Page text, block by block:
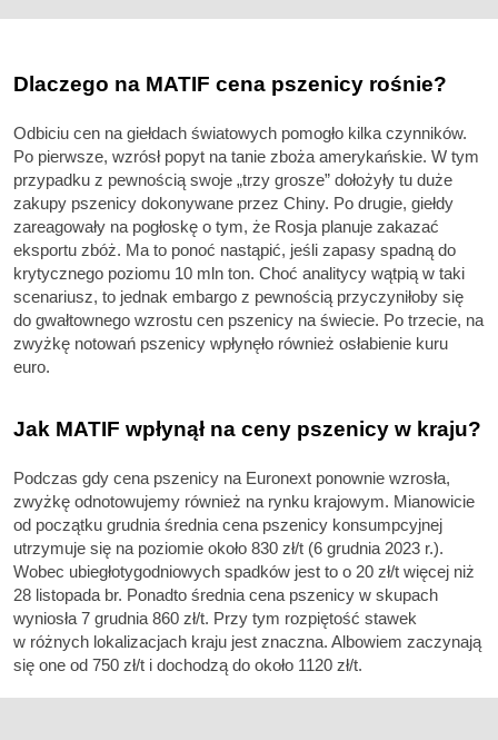
Dlaczego na MATIF cena pszenicy rośnie?
Odbiciu cen na giełdach światowych pomogło kilka czynników.
Po pierwsze, wzrósł popyt na tanie zboża amerykańskie. W tym
przypadku z pewnością swoje „trzy grosze” dołożyły tu duże
zakupy pszenicy dokonywane przez Chiny. Po drugie, giełdy
zareagowały na pogłoskę o tym, że Rosja planuje zakazać
eksportu zbóż. Ma to ponoć nastąpić, jeśli zapasy spadną do
krytycznego poziomu 10 mln ton. Choć analitycy wątpią w taki
scenariusz, to jednak embargo z pewnością przyczyniłoby się
do gwałtownego wzrostu cen pszenicy na świecie. Po trzecie, na
zwyżkę notowań pszenicy wpłynęło również osłabienie kuru
euro.
Jak MATIF wpłynął na ceny pszenicy w kraju?
Podczas gdy cena pszenicy na Euronext ponownie wzrosła,
zwyżkę odnotowujemy również na rynku krajowym. Mianowicie
od początku grudnia średnia cena pszenicy konsumpcyjnej
utrzymuje się na poziomie około 830 zł/t (6 grudnia 2023 r.).
Wobec ubiegłotygodniowych spadków jest to o 20 zł/t więcej niż
28 listopada br. Ponadto średnia cena pszenicy w skupach
wyniosła 7 grudnia 860 zł/t. Przy tym rozpiętość stawek
w różnych lokalizacjach kraju jest znaczna. Albowiem zaczynają
się one od 750 zł/t i dochodzą do około 1120 zł/t.